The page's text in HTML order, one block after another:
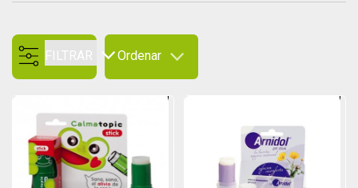
FILTRAR Ordenar